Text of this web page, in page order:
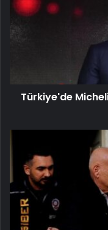
Türkiye'de